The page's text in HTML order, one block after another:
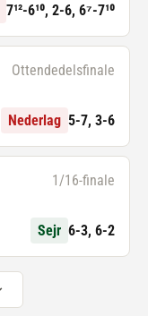
7¹²-6¹⁰, 2-6, 6⁷-7¹⁰
Ottendedelsfinale
Nederlag 5-7, 3-6
1/16-finale
Sejr 6-3, 6-2